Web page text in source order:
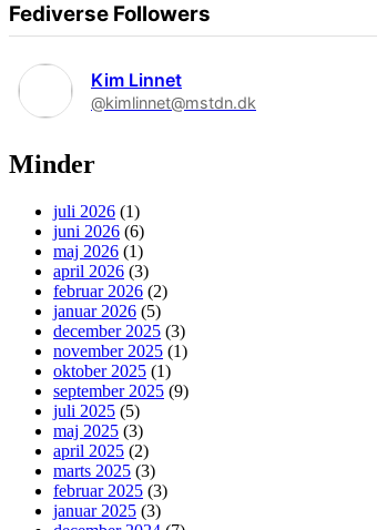
Fediverse Followers
Kim Linnet
@kimlinnet@mstdn.dk
Minder
juli 2026 (1)
juni 2026 (6)
maj 2026 (1)
april 2026 (3)
februar 2026 (2)
januar 2026 (5)
december 2025 (3)
november 2025 (1)
oktober 2025 (1)
september 2025 (9)
juli 2025 (5)
maj 2025 (3)
april 2025 (2)
marts 2025 (3)
februar 2025 (3)
januar 2025 (3)